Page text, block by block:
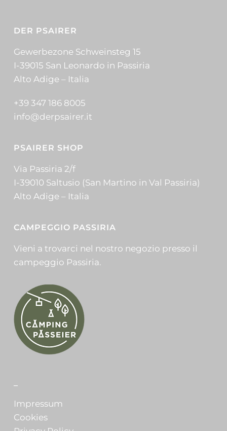
DER PSAIRER
Gewerbezone Schweinsteg 15
I-39015 San Leonardo in Passiria
Alto Adige – Italia
+39 347 186 8005
info@derpsairer.it
PSAIRER SHOP
Via Passiria 2/f
I-39010 Saltusio (San Martino in Val Passiria)
Alto Adige – Italia
CAMPEGGIO PASSIRIA
Vieni a trovarci nel nostro negozio presso il
campeggio Passiria.
Impressum
Cookies